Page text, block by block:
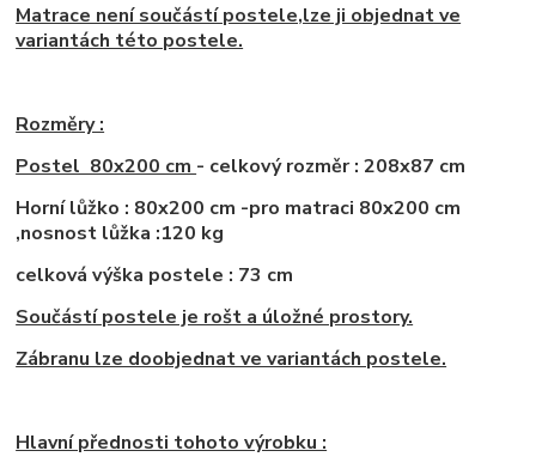
Matrace není součástí postele,lze ji objednat ve
variantách této postele.
Rozměry :
Postel 80x200 cm - celkový rozměr : 208x87 cm
Horní lůžko : 80x200 cm -pro matraci 80x200 cm
,nosnost lůžka :120 kg
celková výška postele : 73 cm
Součástí postele je rošt a úložné prostory.
Zábranu lze doobjednat ve variantách postele.
Hlavní přednosti tohoto výrobku :